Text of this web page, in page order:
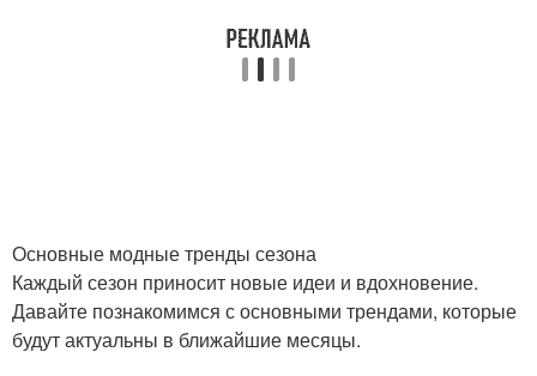
Основные модные тренды сезона
Каждый сезон приносит новые идеи и вдохновение.
Давайте познакомимся с основными трендами, которые
будут актуальны в ближайшие месяцы.